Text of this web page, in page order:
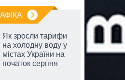
Як зросли тарифи
на холодну воду у
містах України на
початок серпня